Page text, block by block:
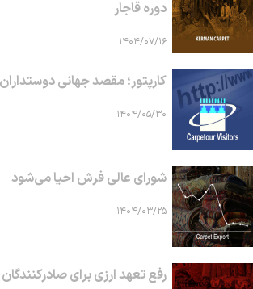
دوره قاجار
۱۴۰۴/۰۷/۱۶
کارپتور؛ مقصد جهانی
۱۴۰۴/۰۵/۳۰
شورای عالی فرش احیا می‌شود
۱۴۰۴/۰۳/۲۵
رفع تعهد ارزی برای